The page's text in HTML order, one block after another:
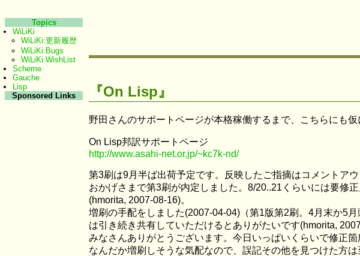
『On Lisp』
野田さんのサポートページが本格稼働するまで、こちらにも仮
On Lisp邦訳サポートページ
http://www.asahi-net.or.jp/~kc7k-nd/
第3刷は9月半ば出荷予定です。反映したご指摘はコメントアウ
おかげさまで第3刷が内定しました。8/20..21くらいには要修
(hmorita, 2007-08-16)。
増刷の手配をしました(2007-04-04)（第1版第2刷。4月末か5
は引き続き共有していただけるとありがたいです(hmorita,
みなさんありがとうございます。今日いっぱいくらいで修正
なんだか増刷しそうな気配なので、誤記その他を見つけた方
Topics
WiLiKi
WiLiKi:更新履歴
WiLiKi:Bugs
WiLiKi:WishList
Scheme
Gauche
Lisp
Sponsored Links